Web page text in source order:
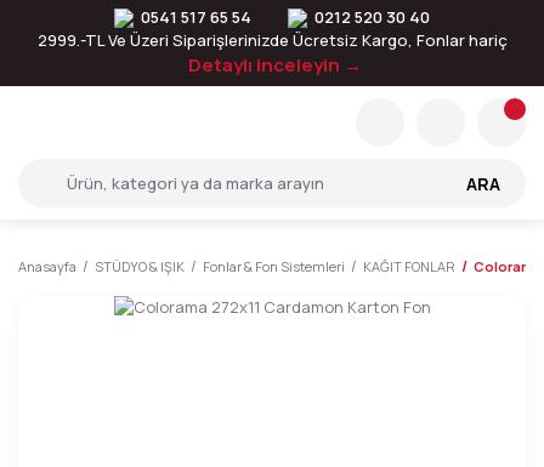
0541 517 65 54
0212 520 30 40
2999.-TL Ve Üzeri Siparişlerinizde Ücretsiz Kargo, Fonlar hariç
Detaylı inceleyin →
ARA
Anasayfa STÜDYO & IŞIK Fonlar & Fon Sistemleri KAĞIT FONLAR Colorama